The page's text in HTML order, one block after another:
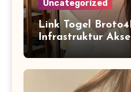
Uncategorized
Link Togel
Infrastruktur
Lebih Stabil dan